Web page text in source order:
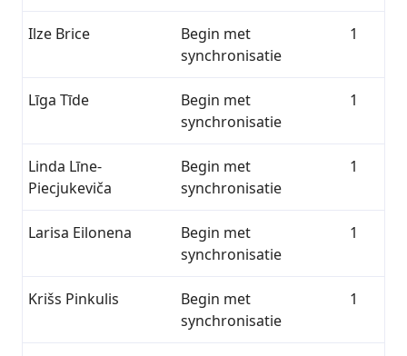
Ilze Brice
Begin met
synchronisatie
1
Līga Tīde
Begin met
synchronisatie
1
Linda Līne-
Piecjukeviča
Begin met
synchronisatie
1
Larisa Eilonena
Begin met
synchronisatie
1
Krišs Pinkulis
Begin met
synchronisatie
1